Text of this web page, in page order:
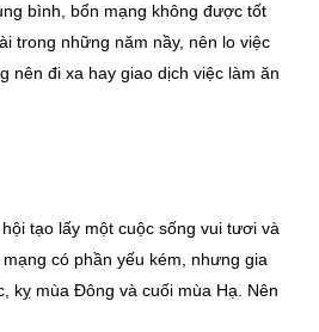
bình, bổn mạng không được tốt
trong những năm nầy, nên lo việc
nên đi xa hay giao dịch việc làm ăn
tạo lấy một cuộc sống vui tươi và
có phần yếu kém, nhưng gia
kỵ mùa Đông và cuối mùa Hạ. Nên